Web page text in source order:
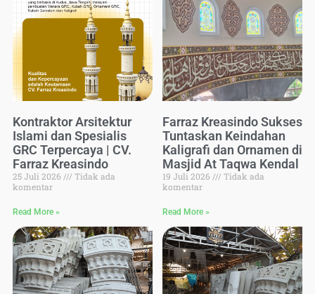
Kontraktor Arsitektur
Islami dan Spesialis
GRC Terpercaya | CV.
Farraz Kreasindo
25 Juli 2026
Tidak ada
komentar
Read More »
Farraz Kreasindo Sukses
Tuntaskan Keindahan
Kaligrafi dan Ornamen di
Masjid At Taqwa Kendal
19 Juli 2026
Tidak ada
komentar
Read More »